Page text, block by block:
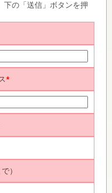
下の「送信」ボタンを押
*
）